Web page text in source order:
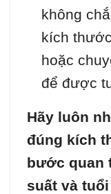
không
kích
hoặc
để được
Hãy luôn
đúng kích
bước quan
suất và